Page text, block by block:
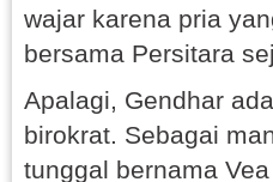
wajar karena pria
bersama Persitara
Apalagi, Gendhar
birokrat. Sebagai
tunggal bernama